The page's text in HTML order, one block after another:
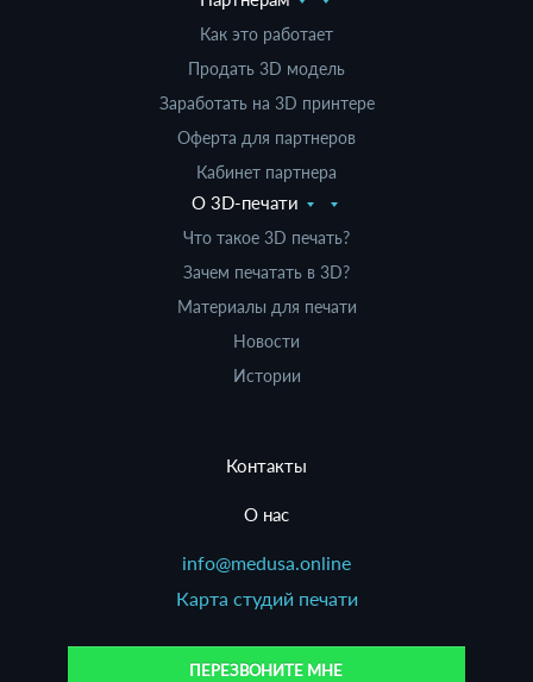
Как это работает
Продать 3D модель
Заработать на 3D принтере
Оферта для партнеров
Кабинет партнера
О 3D-печати
Что такое 3D печать?
Зачем печатать в 3D?
Материалы для печати
Новости
Истории
Контакты
О нас
info@medusa.online
Карта студий печати
ПЕРЕЗВОНИТЕ МНЕ